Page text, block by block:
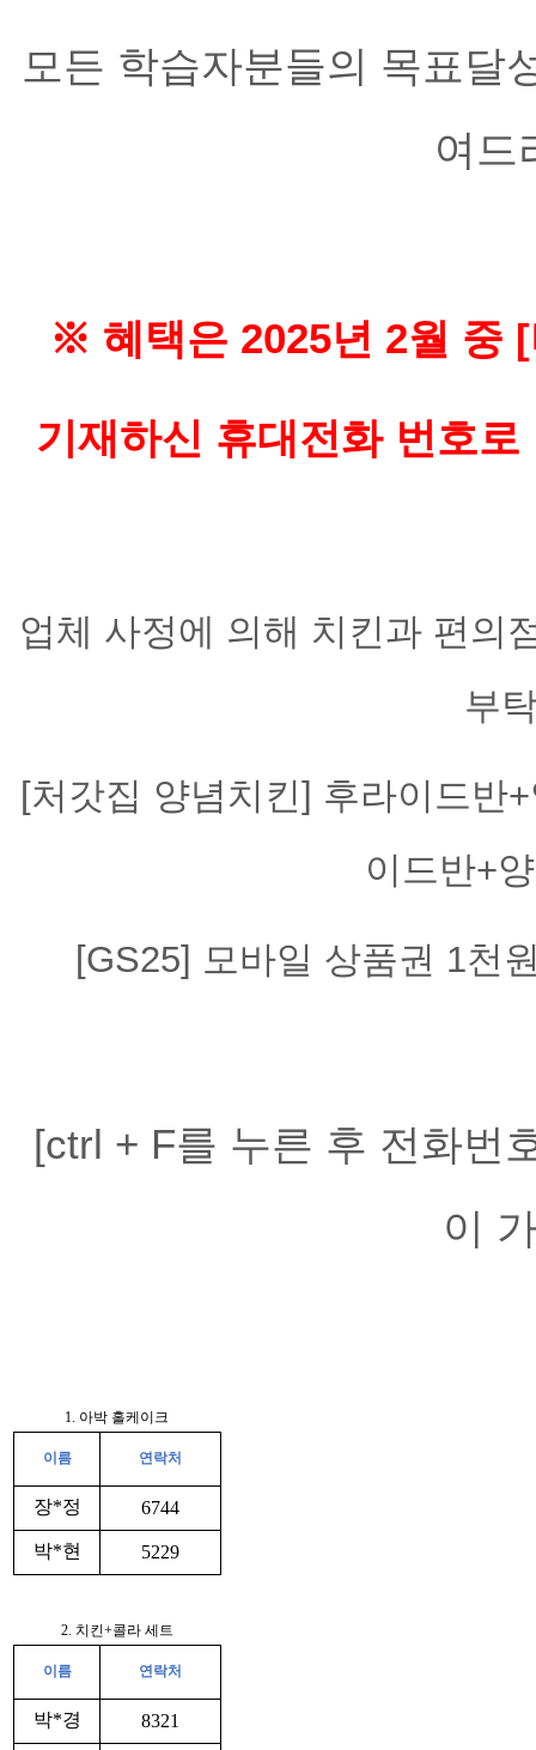
모든 학습자분들의 목표달
여드
※ 혜택은 2025년 2월 중
기재하신 휴대전화 번호
업체 사정에 의해 치킨과 편의
부
[처갓집 양념치킨] 후라이드
이드반+
[GS25] 모바일 상품권 1천
[ctrl + F를 누른 후 전화번
이
1. 아박 홀케이크
이름 연락처
장*정 6744
박*현 5229
2. 치킨+콜라 세트
이름 연락처
박*경 8321